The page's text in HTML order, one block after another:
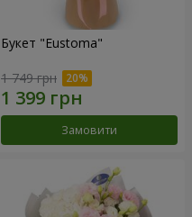
Букет "Eustoma"
1 749 грн
Замовити